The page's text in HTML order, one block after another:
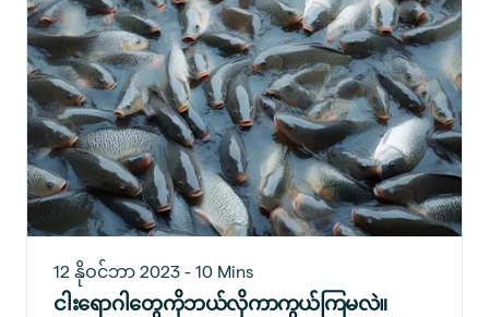
12 နိုဝင်ဘာ 2023 - 10 Mins
ငါးရောဂါတွေကိုဘယ်လိုကာကွယ်ကြမလဲ။